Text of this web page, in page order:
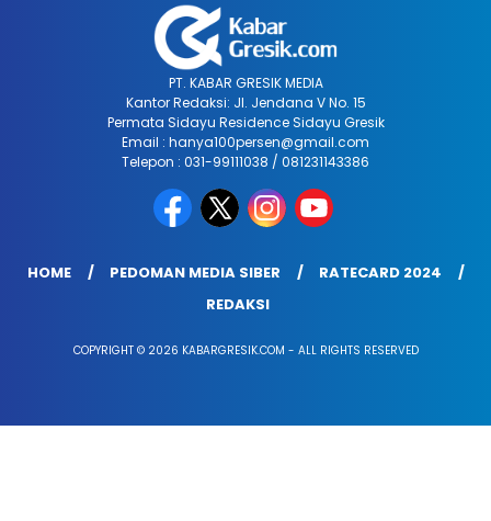
PT. KABAR GRESIK MEDIA
Kantor Redaksi: Jl. Jendana V No. 15
Permata Sidayu Residence Sidayu Gresik
Email : hanya100persen@gmail.com
Telepon : 031-99111038 / 081231143386
HOME PEDOMAN MEDIA SIBER
RATECARD 2024
REDAKSI
COPYRIGHT © 2026 KABARGRESIK.COM - ALL RIGHTS RESERVED